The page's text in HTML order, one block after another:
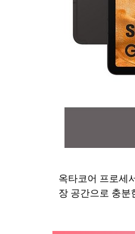
옥타코어 프로세
장 공간으로 충분